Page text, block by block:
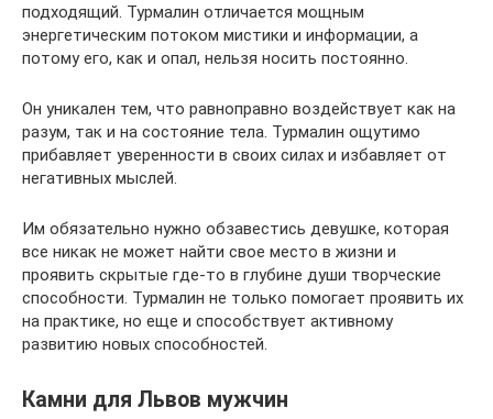
подходящий. Турмалин отличается мощным
энергетическим потоком мистики и информации, а
потому его, как и опал, нельзя носить постоянно.
Он уникален тем, что равноправно воздействует как на
разум, так и на состояние тела. Турмалин ощутимо
прибавляет уверенности в своих силах и избавляет от
негативных мыслей.
Им обязательно нужно обзавестись девушке, которая
все никак не может найти свое место в жизни и
проявить скрытые где-то в глубине души творческие
способности. Турмалин не только помогает проявить их
на практике, но еще и способствует активному
развитию новых способностей.
Камни для Львов мужчин